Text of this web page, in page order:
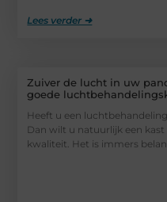
Lees verder ➜
Zuiver de lucht in uw
goede
Heeft u een
Dan wilt u natuurlijk een
kwaliteit. Het is immers